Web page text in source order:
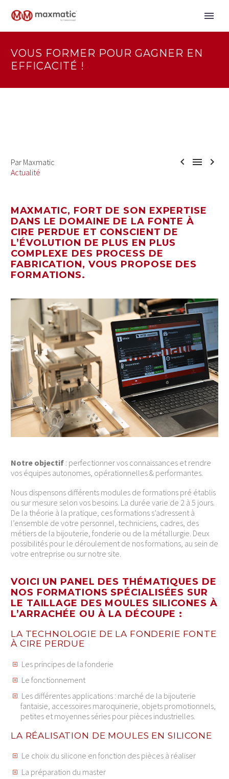
VOUS FORMER POUR GAGNER EN
EFFICACITÉ !
  
Par Maxmatic
Actualité
MAXMATIC, FORT DE SON EXPERTISE
DANS LE DOMAINE DE LA FONTE À
CIRE PERDUE ET CONSCIENT DE
L’ÉVOLUTION DE PLUS EN PLUS
COMPLEXE DES PROCESS DE
FABRICATION, VOUS PROPOSE DES
FORMATIONS.
Notre objectif : perfectionner vos connaissances et rendre
vos équipes autonomes, opérationnelles & performantes.
Nous dispensons différents modules de formations pré établis
ou sur mesure selon vos besoins. La durée varie de 2 à 5 jours.
De la théorie à la pratique, ces formations s’adressent à
l’ensemble de votre personnel, techniciens, cadres, des
métiers de la bijouterie, fonderie ou de la métallurgie. Deux
possibilités pour le déroulement de nos formations, au sein de
votre entreprise ou sur notre site.
VOICI UN PANEL DES THÉMATIQUES DE
NOS FORMATIONS SPÉCIALISÉES SUR
LE TAILLAGE DES MOULES SILICONES À
L’ARRACHÉE OU À LA DÉCOUPE :
LA TECHNOLOGIE DE LA FONDERIE FONTE
À CIRE PERDUE
Les principes de la fonderie
Le fonctionnement
Les différentes applications : marché de la bijouterie
fantaisie, accessoires maroquinerie, objets promotionnels,
petites et moyennes séries pour pièces industrielles.
LA RÉALISATION DE MOULES EN SILICONE
Le choix du silicone en fonction des pièces à réaliser
La préparation du master